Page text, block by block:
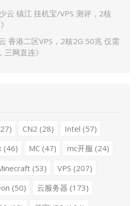
云 镇江 挂机宝/VPS 测评，2核
》
香港二区VPS，2核2G 50兆 仅需
三网直连》
CN2 (28) Intel (57)
(46) MC(47) mc开服 (24)
(53) VPS (207)
(50) 云服务器 (173)